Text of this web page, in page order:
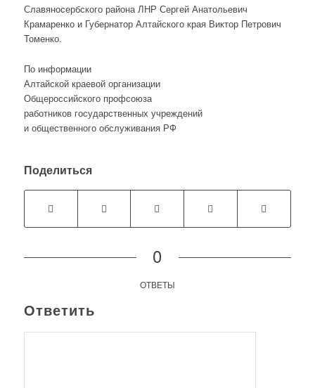
Славяносербского района ЛНР Сергей Анатольевич
Крамаренко и Губернатор Алтайского края Виктор Петрович
Томенко.
По информации
Алтайской краевой организации
Общероссийского профсоюза
работников государственных учреждений
и общественного обслуживания РФ
Поделиться
0
ОТВЕТЫ
Ответить